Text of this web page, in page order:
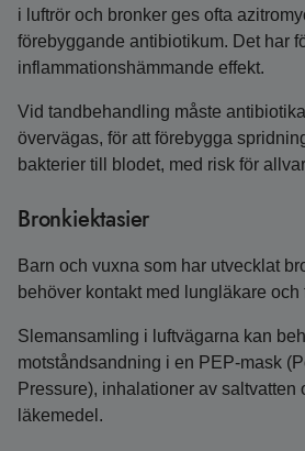
i luftrör och bronker ges ofta
förebyggande antibiotikum. Det har
inflammationshämmande effekt.
Vid tandbehandling måste
övervägas, för att förebygga
bakterier till blodet, med risk för
Bronkiektasier
Barn och vuxna som har utvecklat
behöver kontakt med lungläkare och
Slemansamling i luftvägarna kan
motståndsandning i en PEP-mask
Pressure), inhalationer av saltvatten
läkemedel.